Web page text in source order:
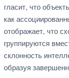
гласит, что
как
отображает, что
группируются
склонность
образуя